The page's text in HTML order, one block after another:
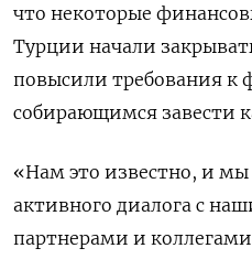
что некоторые
Турции начали
повысили требования к
собирающимся завести
«Нам это известно, и
активного диалога с
партнерами и